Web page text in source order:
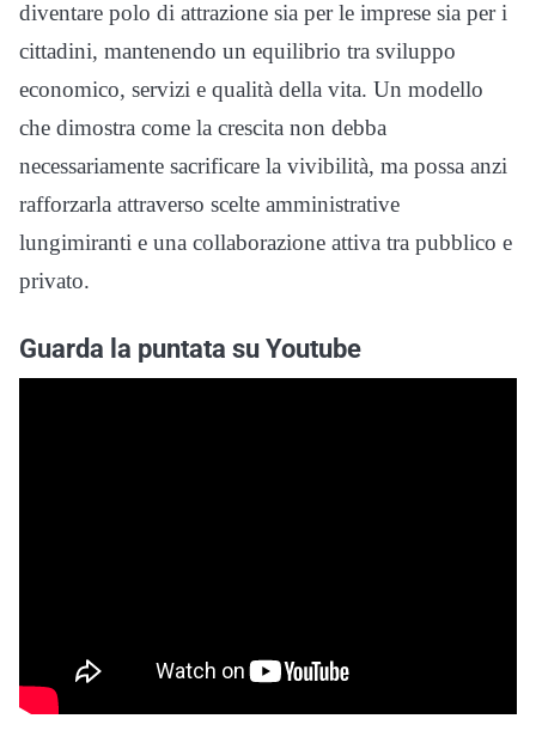
diventare polo di attrazione sia per le imprese sia per i
cittadini, mantenendo un equilibrio tra sviluppo
economico, servizi e qualità della vita. Un modello
che dimostra come la crescita non debba
necessariamente sacrificare la vivibilità, ma possa anzi
rafforzarla attraverso scelte amministrative
lungimiranti e una collaborazione attiva tra pubblico e
privato.
Guarda la puntata su Youtube